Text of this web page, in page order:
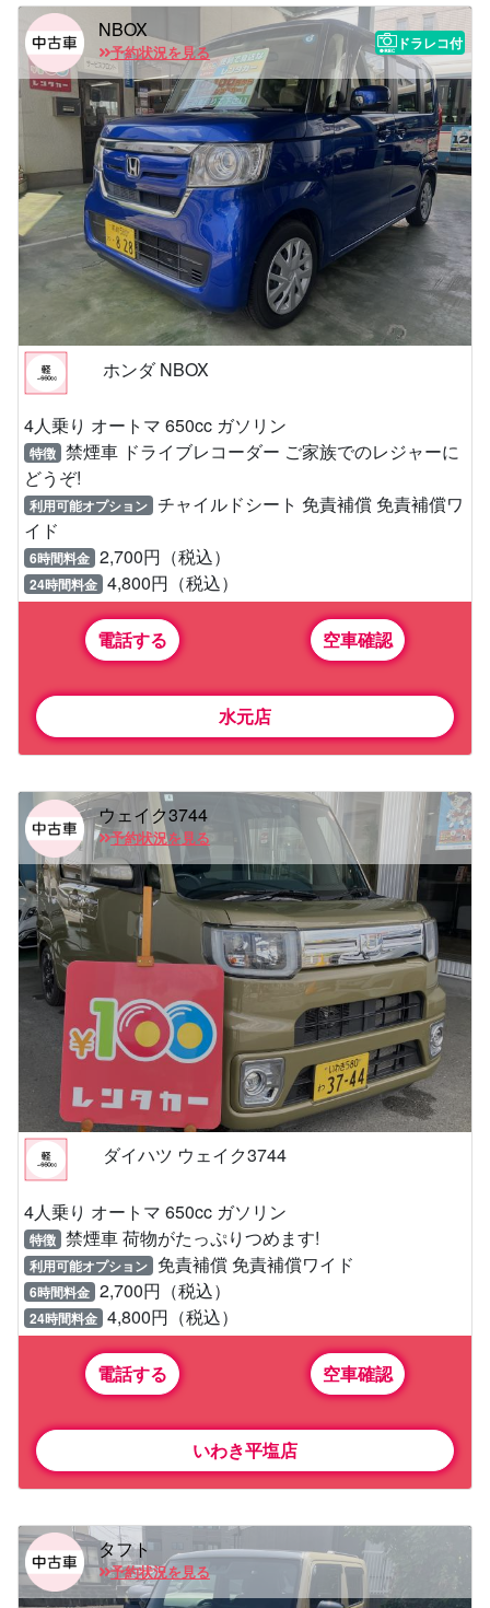
NBOX
予約状況を見る
ドラレコ付
ホンダ NBOX
4人乗り オートマ 650cc ガソリン
特徴 禁煙車 ドライブレコーダー ご家族でのレジャーに
どうぞ!
利用可能オプション チャイルドシート 免責補償 免責補償ワ
イド
6時間料金 2,700円（税込）
24時間料金 4,800円（税込）
電話する 空車確認
水元店
ウェイク3744
予約状況を見る
ダイハツ ウェイク3744
4人乗り オートマ 650cc ガソリン
特徴 禁煙車 荷物がたっぷりつめます!
利用可能オプション 免責補償 免責補償ワイド
6時間料金 2,700円（税込）
24時間料金 4,800円（税込）
電話する 空車確認
いわき平塩店
タフト
予約状況を見る